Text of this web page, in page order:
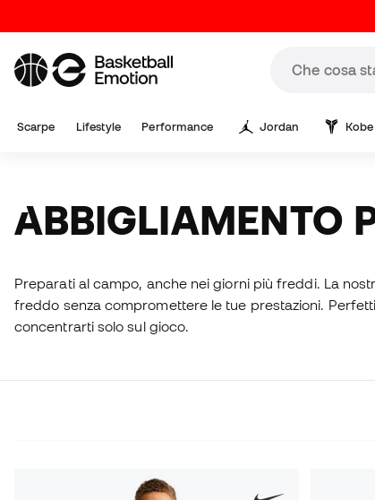
Scarpe Lifestyle Performance Jordan Kobe
ABBIGLIAMENTO
Preparati al campo, anche nei giorni più freddi. La
freddo senza compromettere le tue prestazioni.
concentrarti solo sul gioco.